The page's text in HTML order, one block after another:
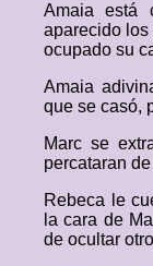
Amaia está
aparecido
ocupado su
Amaia
que se casó,
Marc se
percataran
Rebeca le
la cara de
de ocultar